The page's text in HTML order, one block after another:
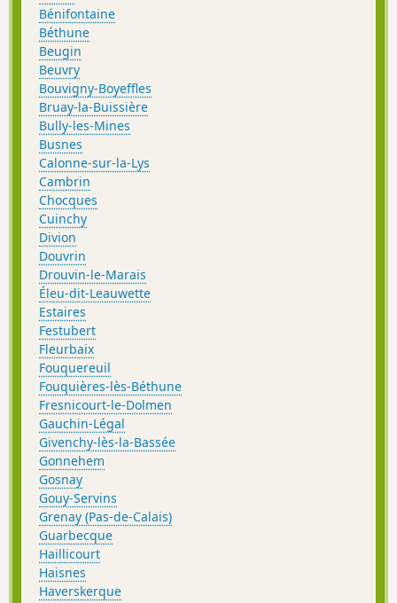
Bénifontaine
Béthune
Beugin
Beuvry
Bouvigny-Boyeffles
Bruay-la-Buissière
Bully-les-Mines
Busnes
Calonne-sur-la-Lys
Cambrin
Chocques
Cuinchy
Divion
Douvrin
Drouvin-le-Marais
Éleu-dit-Leauwette
Estaires
Festubert
Fleurbaix
Fouquereuil
Fouquières-lès-Béthune
Fresnicourt-le-Dolmen
Gauchin-Légal
Givenchy-lès-la-Bassée
Gonnehem
Gosnay
Gouy-Servins
Grenay (Pas-de-Calais)
Guarbecque
Haillicourt
Haisnes
Haverskerque